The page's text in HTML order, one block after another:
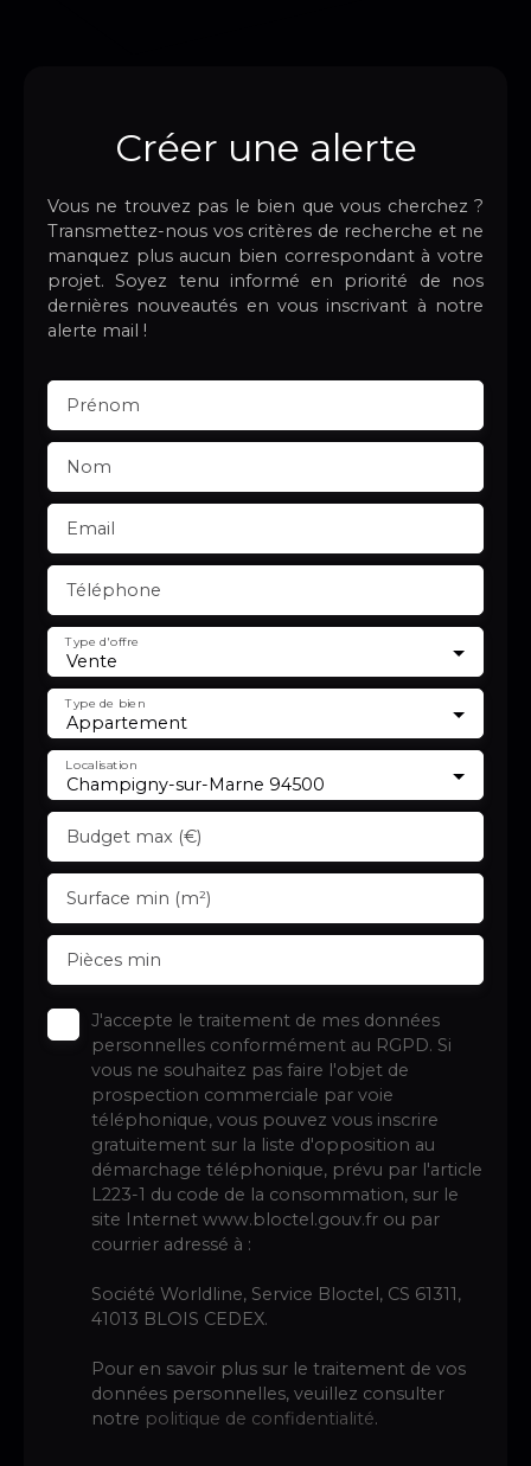
Créer une alerte
Vous ne trouvez pas le bien que vous cherchez ?
Transmettez-nous vos critères de recherche et ne
manquez plus aucun bien correspondant à votre
projet. Soyez tenu informé en priorité de nos
dernières nouveautés en vous inscrivant à notre
alerte mail !
Prénom
Nom
Email
Téléphone
Vente
Type d'offre
Appartement
Type de bien
Champigny-sur-Marne 94500
Localisation
Budget max (€)
Surface min (m²)
Pièces min
J'accepte le traitement de mes données
personnelles conformément au RGPD. Si
vous ne souhaitez pas faire l'objet de
prospection commerciale par voie
téléphonique, vous pouvez vous inscrire
gratuitement sur la liste d'opposition au
démarchage téléphonique, prévu par l'article
L223-1 du code de la consommation, sur le
site Internet www.bloctel.gouv.fr ou par
courrier adressé à :
Société Worldline, Service Bloctel, CS 61311,
41013 BLOIS CEDEX.
Pour en savoir plus sur le traitement de vos
données personnelles, veuillez consulter
notre politique de confidentialité.